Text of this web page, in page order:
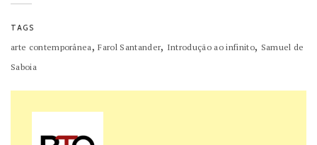
TAGS
arte contemporânea,Farol Santander, Introdução ao infinito, Samuel de
Saboia